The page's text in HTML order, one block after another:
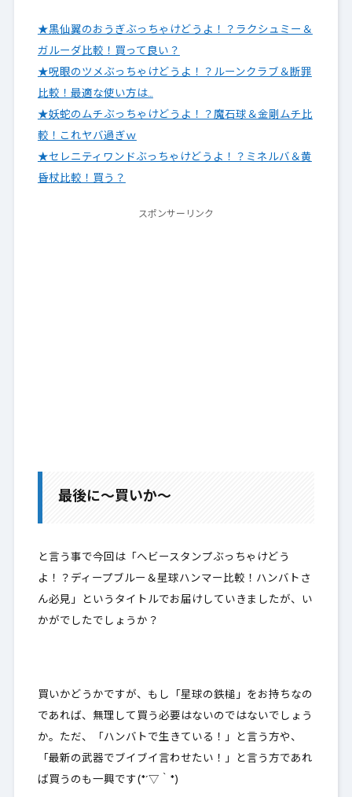
★黒仙翼のおうぎぶっちゃけどうよ！？ラクシュミー＆
ガルーダ比較！買って良い？
★呪眼のツメぶっちゃけどうよ！？ルーンクラブ＆断罪
比較！最適な使い方は…
★妖蛇のムチぶっちゃけどうよ！？魔石球＆金剛ムチ比
較！これヤバ過ぎｗ
★セレニティワンドぶっちゃけどうよ！？ミネルバ＆黄
昏杖比較！買う？
スポンサーリンク
最後に～買いか～
と言う事で今回は「ヘビースタンプぶっちゃけどう
よ！？ディープブルー＆星球ハンマー比較！ハンバトさ
ん必見」というタイトルでお届けしていきましたが、い
かがでしたでしょうか？
買いかどうかですが、もし 「星球の鉄槌」をお持ちなの
であれば、無理して買う必要はないのではないでしょう
か。ただ、「ハンバトで生きている！」と言う方や、
「最新の武器でブイブイ言わせたい！」と言う方であれ
ば買うのも一興です(*´▽｀*)